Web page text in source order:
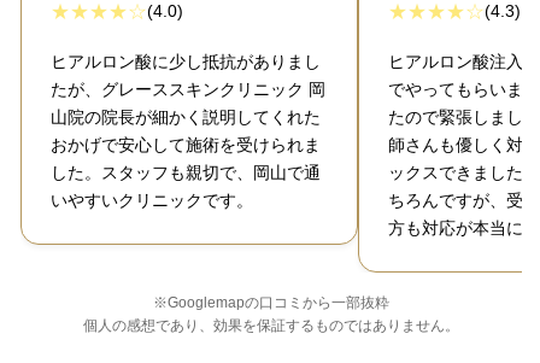
(4.0)
ヒアルロン酸に少し抵抗がありまし
たが、グレーススキンクリニック 岡
山院の院長が細かく説明してくれた
おかげで安心して施術を受けられま
した。スタッフも親切で、岡山で通
いやすいクリニックです。
(4.3)
ヒアルロン酸注入
でやってもらいま
たので緊張しまし
師さんも優しく対
ックスできました
ちろんですが、受
方も対応が本当に
※Googlemapの口コミから一部抜粋
個人の感想であり、効果を保証するものではありません。